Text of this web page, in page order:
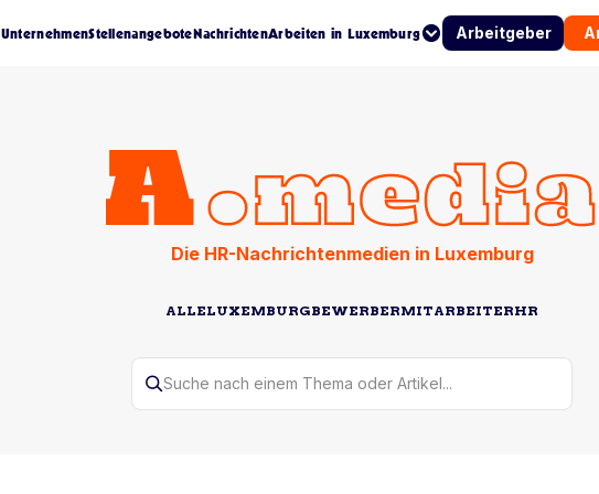
UnternehmenStellenangeboteNachrichtenArbeiten in Luxemburg Arbeitgeber
Die HR-Nachrichtenmedien in Luxemburg
ALLELUXEMBURGBEWERBERMITARBEITERHR
Suche nach einem Thema oder Artikel...